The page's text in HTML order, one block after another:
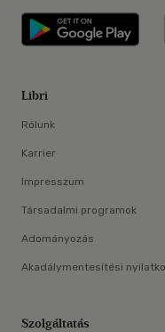
Libri
Rólunk
Karrier
Impresszum
Társadalmi programok
Adományozás
Akadálymentesítési
Szolgáltatás